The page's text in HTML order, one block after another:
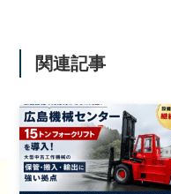
関連記事